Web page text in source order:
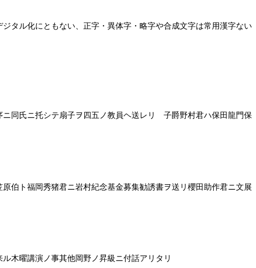
タル化にともない、正字・異体字・略字や合成文字は常用漢字ない
氏ニ托シテ扇子ヲ四五ノ教員ヘ送レリ 子爵野村君ハ保田龍門保
福岡秀猪君ニ岩村紀念基金募集勧誘書ヲ送リ櫻田助作君ニ文展
曜講演ノ事其他岡野ノ昇級ニ付話アリタリ